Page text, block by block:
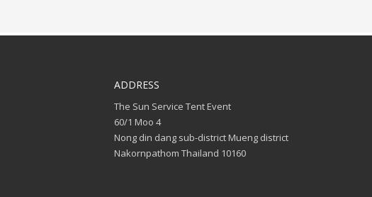
ADDRESS
The Sun Service Tent Event
60/1 Moo 4
Nong din dang sub-district Mueng district
Nakornpathom Thailand 10160